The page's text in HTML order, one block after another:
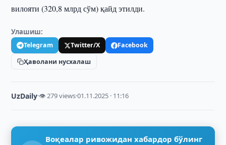
вилояти (320,8 млрд сўм) қайд этилди.
Улашиш:
Telegram Twitter/X
Facebook
Ҳаволани нусхалаш
UzDaily·👁 279 views·01.11.2025 · 11:16
Воқеалар ривожидан хабардор бўлинг